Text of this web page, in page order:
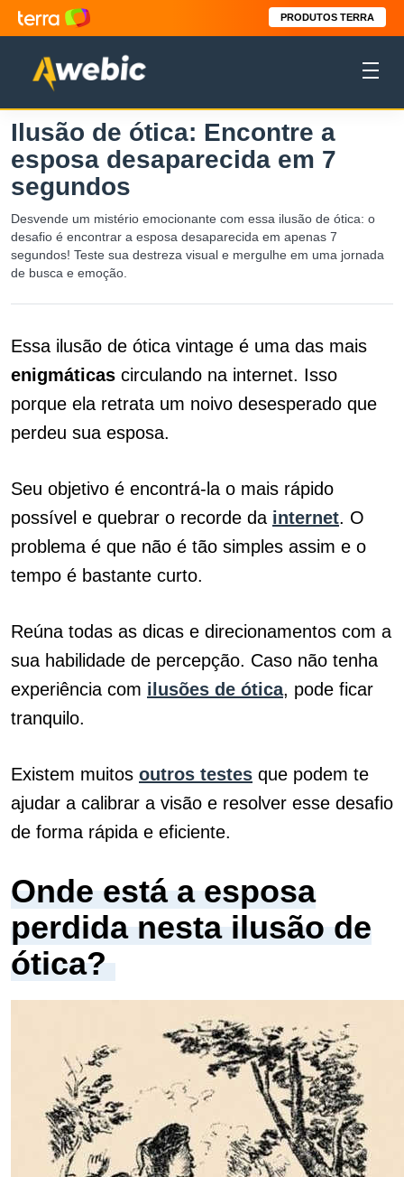
PRODUTOS TERRA
Ilusão de ótica: Encontre a
esposa desaparecida em 7
segundos
Desvende um mistério emocionante com essa ilusão de ótica: o
desafio é encontrar a esposa desaparecida em apenas 7
segundos! Teste sua destreza visual e mergulhe em uma jornada
de busca e emoção.
Essa ilusão de ótica vintage é uma das mais
enigmáticas circulando na internet. Isso
porque ela retrata um noivo desesperado que
perdeu sua esposa.
Seu objetivo é encontrá-la o mais rápido
possível e quebrar o recorde da internet. O
problema é que não é tão simples assim e o
tempo é bastante curto.
Reúna todas as dicas e direcionamentos com a
sua habilidade de percepção. Caso não tenha
experiência com ilusões de ótica, pode ficar
tranquilo.
Existem muitos outros testes que podem te
ajudar a calibrar a visão e resolver esse desafio
de forma rápida e eficiente.
Onde está a esposa
perdida nesta ilusão de
ótica?